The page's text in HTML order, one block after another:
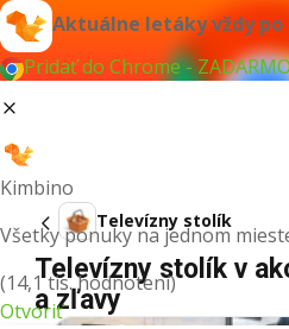
Aktuálne letáky vždy po
Pridať do Chrome -
Kimbino
Všetky ponuky na jednom
(14,1 tis. hodnotení)
Otvoriť
Televízny stolík
Televízny stolík v
a zľavy